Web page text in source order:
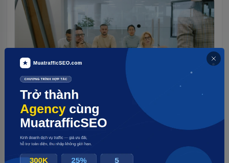
SEO HIỆU QUẢ
SEO RINA Business Proposal: Giải pháp
tăng traffic từ khóa hiệu quả
SEO RINA Business Proposal: Giải pháp SEO toàn
diện cho doanh nghiệp vừa và nhỏ. Tìm hiểu các
gói dịch vụ, chiến lược triển khai và kết quả dự